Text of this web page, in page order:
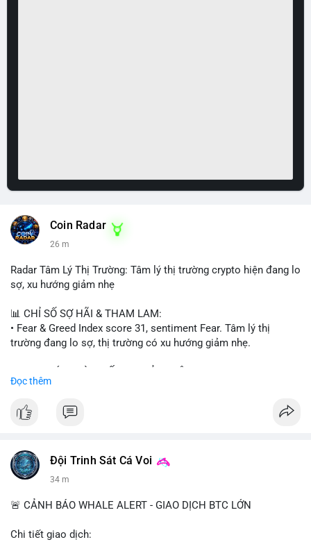
Coin Radar
26 m
Radar Tâm Lý Thị Trường: Tâm lý thị trường crypto hiện đang lo
sợ, xu hướng giảm nhẹ
📊 CHỈ SỐ SỢ HÃI & THAM LAM:
• Fear & Greed Index score 31, sentiment Fear. Tâm lý thị
trường đang lo sợ, thị trường có xu hướng giảm nhẹ.
• CoinGecko trending coins: Tutorial, Pudgy Penguins, IoTeX,
• LunarCrush trending topics: Ethereum, Solana, Dogecoin,
crypto interest.
• Telegram CoinTelegraph: xAI release, Cloudflare Kitesurf, EU
• Binance announcements: Apple/IBM dividend via bStocks,
Đọc thêm
Đội Trinh Sát Cá Voi
34 m
🚨 CẢNH BÁO WHALE ALERT - GIAO DỊCH BTC LỚN
Chi tiết giao dịch: